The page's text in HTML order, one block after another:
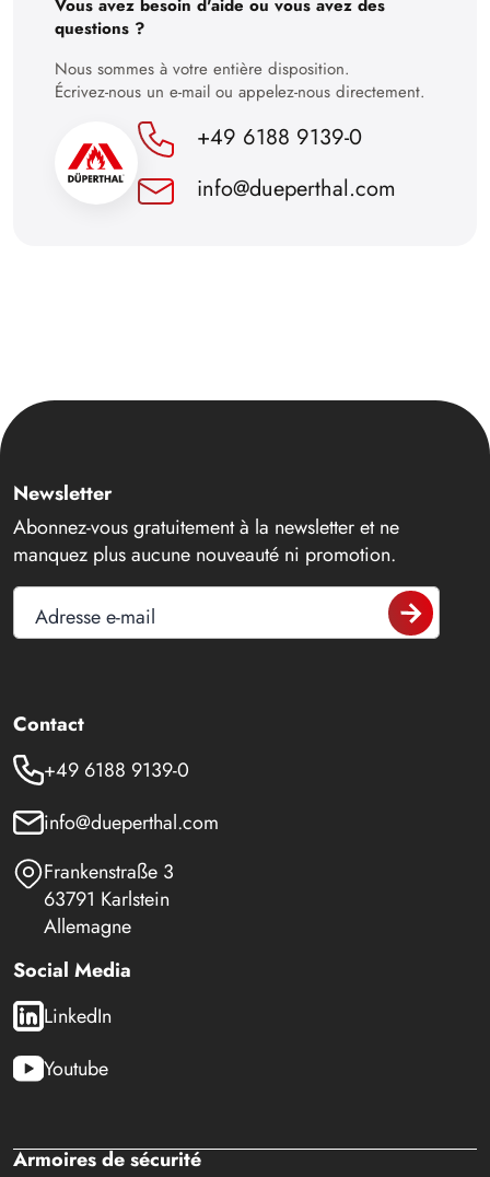
Vous avez besoin d'aide ou vous avez des
questions ?
Nous sommes à votre entière disposition.
Écrivez-nous un e-mail ou appelez-nous directement.
+49 6188 9139-0
info@dueperthal.com
Newsletter
Abonnez-vous gratuitement à la newsletter et ne
manquez plus aucune nouveauté ni promotion.
Adresse e-mail
Contact
+49 6188 9139-0
info@dueperthal.com
Frankenstraße 3
63791 Karlstein
Allemagne
Social Media
LinkedIn
Youtube
Armoires de sécurité